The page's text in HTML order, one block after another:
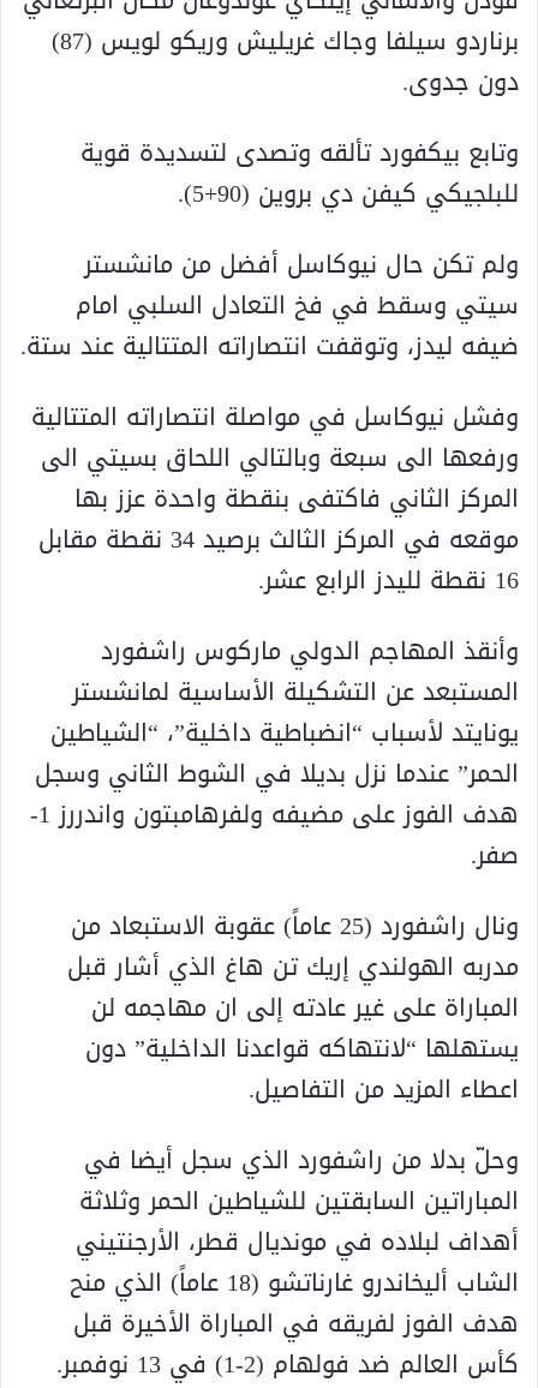
برناردو سيلفا وجاك غريليش وريكو لويس (87)
دون جدوى.
وتابع بيكفورد تألقه وتصدى لتسديدة قوية
للبلجيكي كيفن دي بروين (90+5).
ولم تكن حال نيوكاسل أفضل من مانشستر
سيتي وسقط في فخ التعادل السلبي امام
ضيفه ليدز، وتوقفت انتصاراته المتتالية عند ستة.
وفشل نيوكاسل في مواصلة انتصاراته المتتالية
ورفعها الى سبعة وبالتالي اللحاق بسيتي الى
المركز الثاني فاكتفى بنقطة واحدة عزز بها
موقعه في المركز الثالث برصيد 34 نقطة مقابل
16 نقطة لليدز الرابع عشر.
وأنقذ المهاجم الدولي ماركوس راشفورد
المستبعد عن التشكيلة الأساسية لمانشستر
يونايتد لأسباب “انضباطية داخلية”، “الشياطين
الحمر” عندما نزل بديلا في الشوط الثاني وسجل
هدف الفوز على مضيفه ولفرهامبتون واندررز 1-
صفر.
ونال راشفورد (25 عاماً) عقوبة الاستبعاد من
مدربه الهولندي إريك تن هاغ الذي أشار قبل
المباراة على غير عادته إلى ان مهاجمه لن
يستهلها “لانتهاكه قواعدنا الداخلية” دون
اعطاء المزيد من التفاصيل.
وحلّ بدلا من راشفورد الذي سجل أيضا في
المباراتين السابقتين للشياطين الحمر وثلاثة
أهداف لبلاده في مونديال قطر، الأرجنتيني
الشاب أليخاندرو غارناتشو (18 عاماً) الذي منح
هدف الفوز لفريقه في المباراة الأخيرة قبل
كأس العالم ضد فولهام (2-1) في 13 نوفمبر.